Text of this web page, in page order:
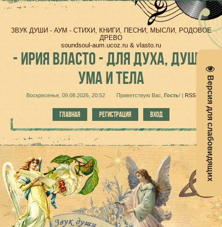
Версия для слабовидящих
ЗВУК ДУШИ - АУМ - СТИХИ, КНИГИ, ПЕСНИ, МЫСЛИ, РОДОВОЕ
ДРЕВО
soundsoul-aum.ucoz.ru & vlasto.ru
-ИРИЯ ВЛАСТО - ДЛЯ ДУХА, ДУШИ,
УМА И ТЕЛА
Воскресенье, 09.08.2026, 20:52 Приветствую Вас Гость! | RSS
ГЛАВНАЯ РЕГИСТРАЦИЯ ВХОД